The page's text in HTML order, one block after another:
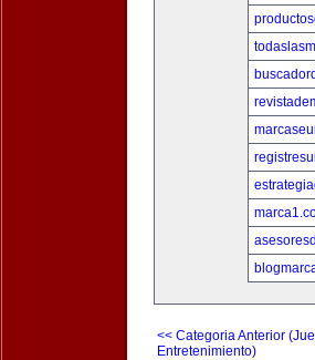
<< Categoria Anterior
Entretenimiento)